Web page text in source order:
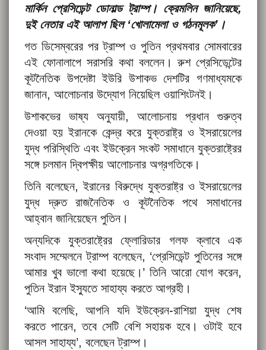
মার্কিন প্রেসিডেন্ট ডোনাল্ড ট্রাম্প। ক্রেমলিন জানিয়েছে,
দুই নেতার এই আলাপ ছিল ‘খোলামেলা ও গঠনমূলক’।
গত ডিসেম্বরের পর ট্রাম্প ও পুতিন প্রথমবার সোমবারের
এই ফোনালাপে সরাসরি কথা বললেন। রুশ প্রেসিডেন্টের
কূটনৈতিক উপদেষ্টা ইউরি উশাকভ দেশটির গণমাধ্যমকে
জানান, আলোচনার উদ্যোগ নিয়েছিল ওয়াশিংটনই।
উশাকভের ভাষ্য অনুযায়ী, আলোচনায় প্রধান গুরুত্ব
দেওয়া হয় ইরানকে কেন্দ্র করে যুক্তরাষ্ট্র ও ইসরায়েলের
যুদ্ধ পরিস্থিতি এবং ইউক্রেন সংকট সমাধানে যুক্তরাষ্ট্রের
সঙ্গে চলমান দ্বিপক্ষীয় আলোচনার অগ্রগতিকে।
তিনি বলেছেন, ইরানের বিরুদ্ধে যুক্তরাষ্ট্র ও ইসরায়েলের
যুদ্ধ দ্রুত রাজনৈতিক ও কূটনৈতিক পথে সমাধানের
আহ্বান জানিয়েছেন পুতিন।
অন্যদিকে যুক্তরাষ্ট্রের ফ্লোরিডার গলফ ক্লাবে এক
সংবাদ সম্মেলনে ট্রাম্প বলেছেন, ‘প্রেসিডেন্ট পুতিনের সঙ্গে
আমার খুব ভালো কথা হয়েছে।’ তিনি আরো যোগ করেন,
পুতিন ইরান ইস্যুতে সাহায্য করতে আগ্রহী।
‘আমি বলেছি, আপনি যদি ইউক্রেন-রাশিয়া যুদ্ধ শেষ
করতে পারেন, তবে সেটি বেশি সহায়ক হবে। ওটাই হবে
আসল সাহায্য’, বলেছেন ট্রাম্প।